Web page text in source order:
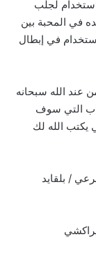
لجلب
في المحبة بين
في إبطال
عند الله سبحانه
التي سوف
يكتب الله لك
/ بلقايد